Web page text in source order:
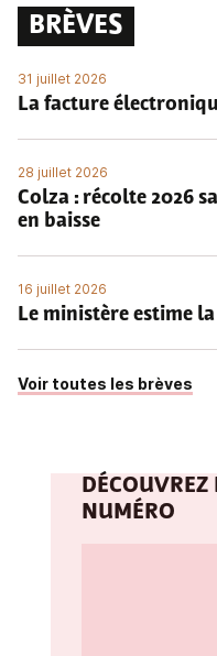
BRÈVES
31 juillet 2026
La facture
28 juillet 2026
Colza : récolte 2026
en baisse
16 juillet 2026
Le ministère estime
Voir toutes les brèves
DÉCOUVREZ
NUMÉRO